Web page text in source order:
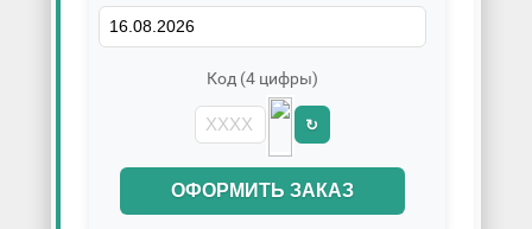
Код (4 цифры)
↻
ОФОРМИТЬ ЗАКАЗ